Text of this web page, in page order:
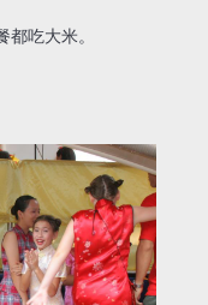
吃大米。